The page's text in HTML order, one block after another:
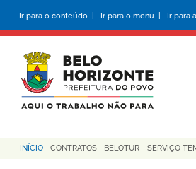
conteúdo
principal
Ir para o conteúdo | Ir para o menu | Ir para
Trilha
INÍCIO - CONTRATOS - BELOTUR - SERVIÇO